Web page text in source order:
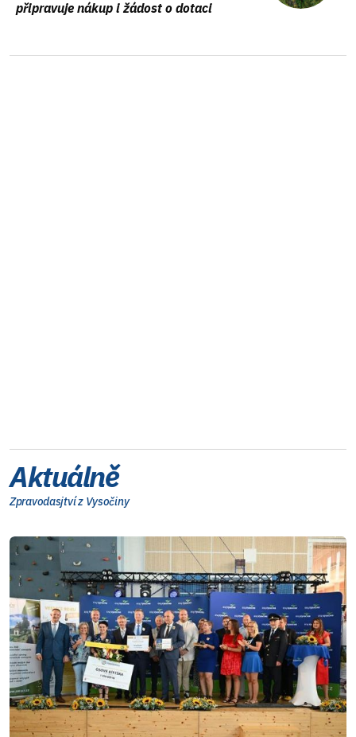
připravuje nákup i žádost o dotaci
Aktuálně
Zpravodasjtví z Vysočiny